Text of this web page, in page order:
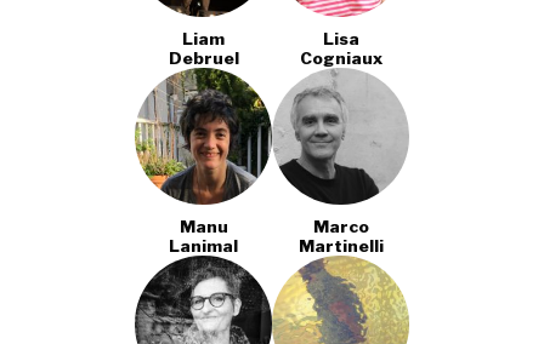
Liam
Debruel
Lisa
Cogniaux
Manu
Lanimal
Marco
Martinelli